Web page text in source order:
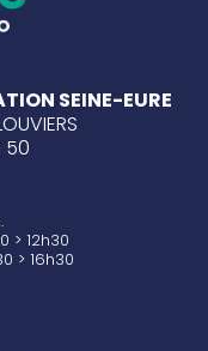
SEINE-EURE
50
> 12h30
> 16h30